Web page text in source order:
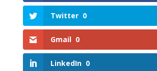
Twitter 0
Gmail 0
LinkedIn 0